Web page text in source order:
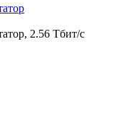
2.56 Тбит/с